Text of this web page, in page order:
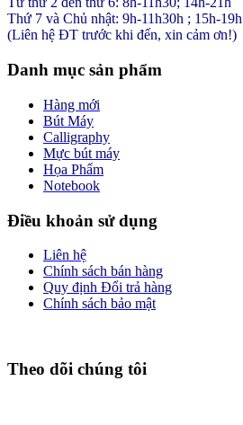
Thứ 7 và Chủ nhật: 9h-11h30h ; 15h-19h
(Liên hệ ĐT trước khi đến, xin cảm ơn!)
Danh mục sản phẩm
Hàng mới
Bút Máy
Calligraphy
Mực bút máy
Họa Phẩm
Notebook
Điều khoản sử dụng
Liên hệ
Chính sách bán hàng
Quy định Đổi trả hàng
Chính sách bảo mật
Theo dõi chúng tôi